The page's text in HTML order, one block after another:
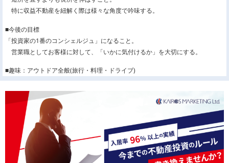
特に収益不動産を紐解く際は様々な角度で吟味する。
■今後の目標
「投資家の1番のコンシェルジュ」になること。
営業職としてお客様に対して、「いかに気付けるか」を大切にする。
■趣味：アウトドア全般(旅行・料理・ドライブ)